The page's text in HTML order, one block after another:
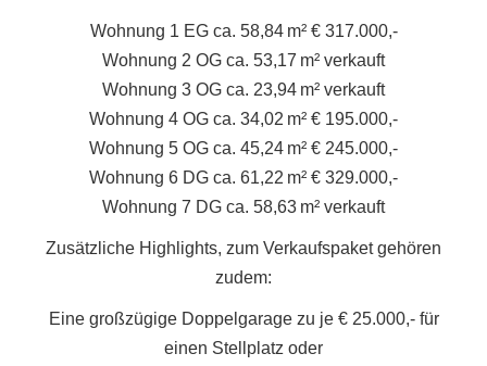
Wohnung 1 EG ca. 58,84 m² € 317.000,-
Wohnung 2 OG ca. 53,17 m² verkauft
Wohnung 3 OG ca. 23,94 m² verkauft
Wohnung 4 OG ca. 34,02 m² € 195.000,-
Wohnung 5 OG ca. 45,24 m² € 245.000,-
Wohnung 6 DG ca. 61,22 m² € 329.000,-
Wohnung 7 DG ca. 58,63 m² verkauft
Zusätzliche Highlights, zum Verkaufspaket gehören
zudem:
Eine großzügige Doppelgarage zu je € 25.000,- für
einen Stellplatz oder